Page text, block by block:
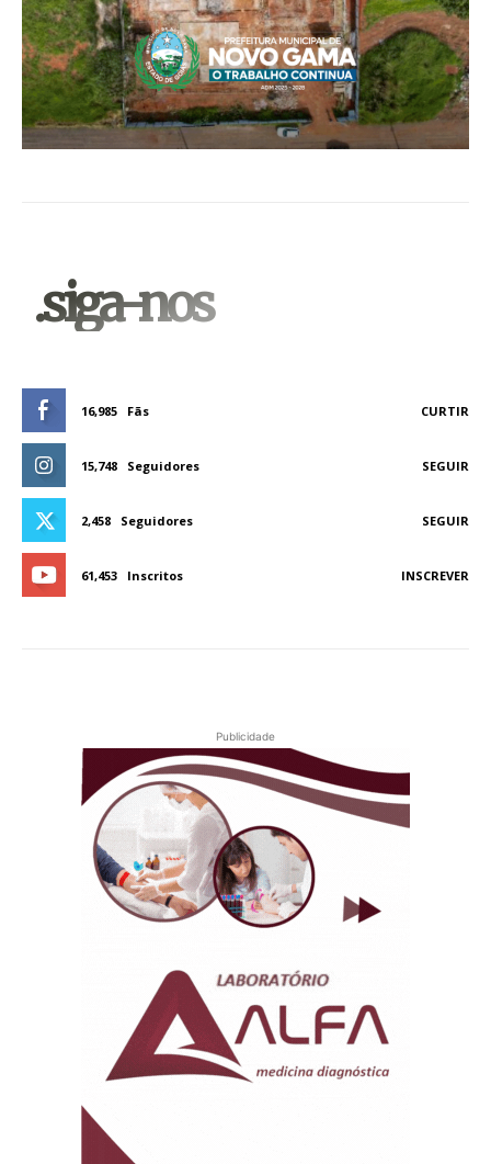
.siga-nos
16,985 Fãs CURTIR
15,748 Seguidores SEGUIR
2,458 Seguidores SEGUIR
61,453 Inscritos INSCREVER
Publicidade